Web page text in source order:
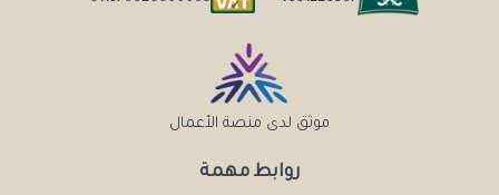
روابط مهمة
موثق لدى منصة الأعمال